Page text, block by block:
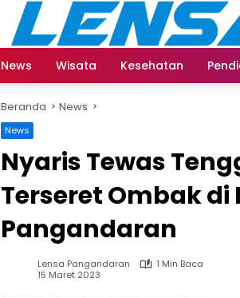
News
Wisata Kesehatan
Beranda News
News
Nyaris Tewas
Terseret Ombak di
Pangandaran
Lensa Pangandaran
1 Min Baca
15 Maret 2023